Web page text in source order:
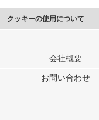
クッキーの使用について
このサイトでは Cookie を
行っています。
メディアや広告配信、デー
各パートナーは、この情報
ユーザーが各パートナーの
会社概要
お問い合わせ